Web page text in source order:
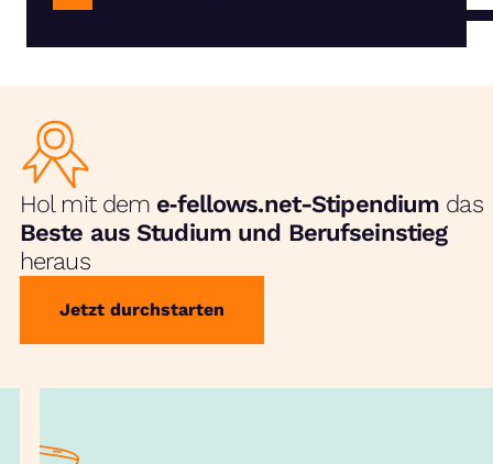
Hol mit dem e‑fellows.net-Stipendium das
Beste aus Studium und Berufseinstieg
heraus
Jetzt durchstarten